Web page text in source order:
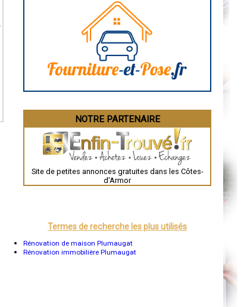
Brive-la-Gaillarde
Guéret
Besançon
Évreux
Chartres
Nîmes
Auch
Grenoble
Mont-de-Marsan
Blois
NOTRE PARTENAIRE
Site de petites annonces gratuites dans les Côtes-
d'Armor
Termes de recherche les plus utilisés
Rénovation de maison Plumaugat
Rénovation immobilière Plumaugat